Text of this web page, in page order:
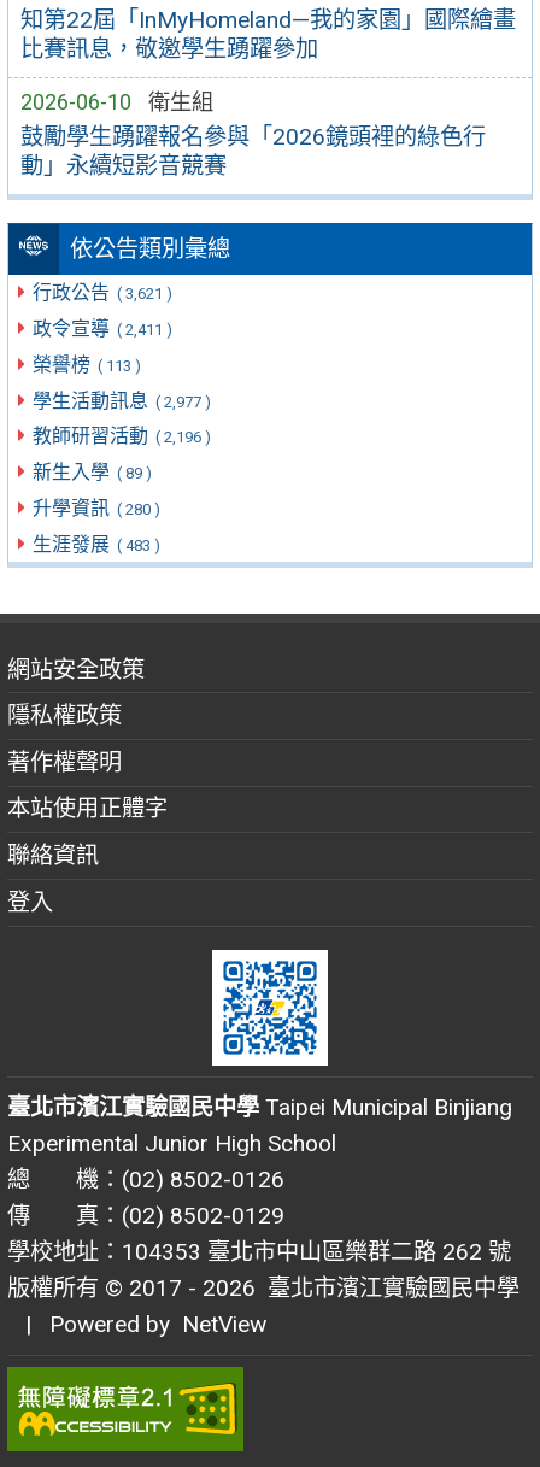
知第22屆「InMyHomeland—我的家園」國際繪畫
比賽訊息，敬邀學生踴躍參加
2026-06-10 衛生組
鼓勵學生踴躍報名參與「2026鏡頭裡的綠色行
動」永續短影音競賽
依公告類別彙總
行政公告 ( 3,621 )
政令宣導 ( 2,411 )
榮譽榜 ( 113 )
學生活動訊息 ( 2,977 )
教師研習活動 ( 2,196 )
新生入學 ( 89 )
升學資訊 ( 280 )
生涯發展 ( 483 )
網站安全政策
隱私權政策
著作權聲明
本站使用正體字
聯絡資訊
登入
臺北市濱江實驗國民中學 Taipei Municipal Binjiang
Experimental Junior High School
總 機：(02) 8502-0126
傳 真：(02) 8502-0129
學校地址：104353 臺北市中山區樂群二路 262 號
版權所有 © 2017 - 2026 臺北市濱江實驗國民中學
| Powered by NetView